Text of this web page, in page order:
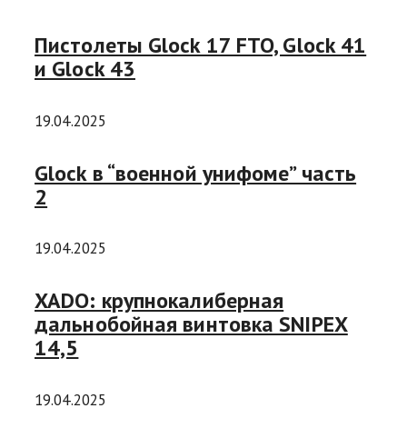
Пистолеты Glock 17 FTO, Glock 41
и Glock 43
19.04.2025
Glock в “военной унифоме” часть
2
19.04.2025
XADO: крупнокалиберная
дальнобойная винтовка SNIPEX
14,5
19.04.2025